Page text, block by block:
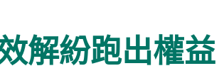
解紛跑出權益